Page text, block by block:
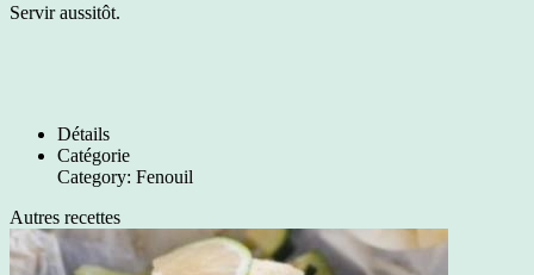
Servir aussitôt.
Détails
Catégorie
Category: Fenouil
Autres recettes